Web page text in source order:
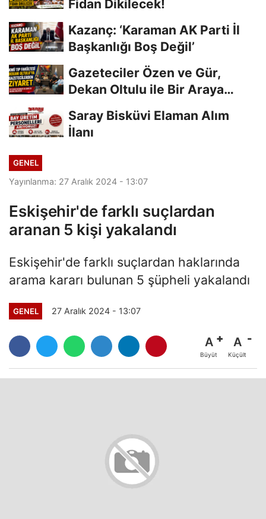
Fidan Dikilecek!
Kazanç: ‘Karaman AK Parti İl
Başkanlığı Boş Değil’
Gazeteciler Özen ve Gür,
Dekan Oltulu ile Bir Araya
Saray Bisküvi Elaman Alım
İlanı
GENEL
Yayınlanma: 27 Aralık 2024 - 13:07
Eskişehir'de farklı suçlardan
aranan 5 kişi yakalandı
Eskişehir'de farklı suçlardan haklarında
arama kararı bulunan 5 şüpheli yakalandı
GENEL 27 Aralık 2024 - 13:07
A
Büyüt
A
Küçült